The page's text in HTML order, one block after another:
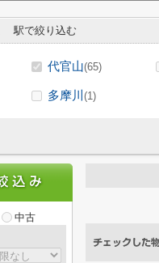
駅で絞り込む
代官山(65)
多摩川 (1)
中古